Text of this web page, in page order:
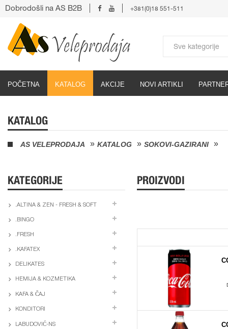
POČETNA KATALOG AKCIJE NOVI ARTIKLI
Dobrodošli na AS B2B +381(0)18 551-511
KATALOG
AS VELEPRODAJA KATALOG SOKOVI-GAZIRANI
KATEGORIJE
.ALTINA & ZEN - FRESH & SOFT
.BINGO
.FRESH
.KAFATEX
DELIKATES
HEMIJA & KOZMETIKA
KAFA & ČAJ
KONDITORI
LABUDOVIĆ-NS
PROIZVODI